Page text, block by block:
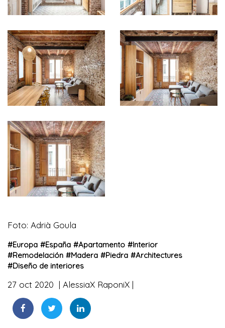
Foto: Adrià Goula
#Europa #España #Apartamento #Interior
#Remodelación #Madera #Piedra #Architectures
#Diseño de interiores
27 oct 2020 AlessiaX RaponiX